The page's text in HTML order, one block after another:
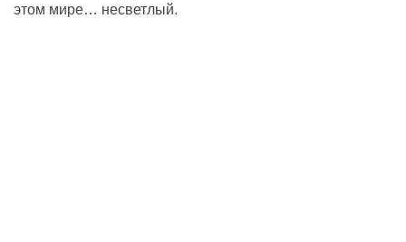
этом мире… несветлый.